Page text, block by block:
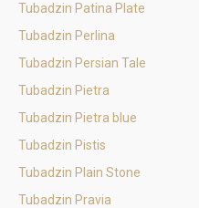
Tubadzin Patina Plate
Tubadzin Perlina
Tubadzin Persian Tale
Tubadzin Pietra
Tubadzin Pietra blue
Tubadzin Pistis
Tubadzin Plain Stone
Tubadzin Pravia